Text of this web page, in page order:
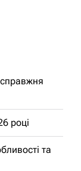
році
та